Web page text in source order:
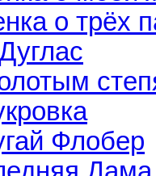
о трёх
Флобер